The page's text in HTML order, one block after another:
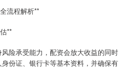
流程解析**
**
险承受能力，配资会放大收益的同时
份证、银行卡等基本资料，并确保有